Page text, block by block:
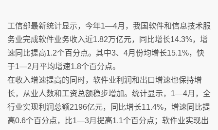
工信部最新统计显示，今年1—4月，我国软件和信息技术服
务业完成软件业务收入近1.82万亿元，同比增长14.3%，增
速同比提高1.2个百分点。其中3、4月份均增长15.1%，快
于1—2月平均增速1.8个百分点。
在收入增速提高的同时，软件业利润和出口增速也保持增
长，从业人数和工资总额稳步增加。统计显示，1—4月，全
行业实现利润总额2196亿元，同比增长11.4%，增速同比提
高0.6个百分点，比1—3月提高1.1个百分点；软件业实现出